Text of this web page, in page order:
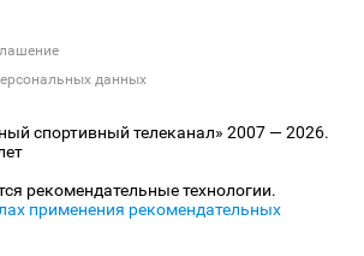
данных
спортивный телеканал» 2007 — 2026.
рекомендательные технологии.
применения рекомендательных